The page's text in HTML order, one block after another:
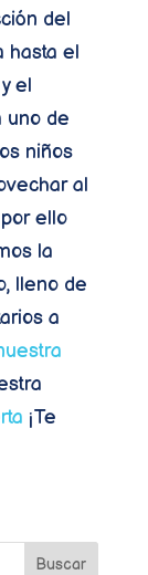
del
hasta el
el
uno de
niños
al
ello
la
lleno de
a
¡Te
Buscar